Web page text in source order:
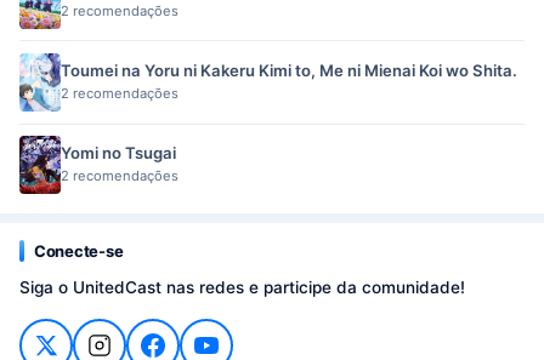
2 recomendações
Toumei na Yoru ni Kakeru Kimi to, Me ni Mienai Koi wo Shita.
2 recomendações
Yomi no Tsugai
2 recomendações
Conecte-se
Siga o UnitedCast nas redes e participe da comunidade!